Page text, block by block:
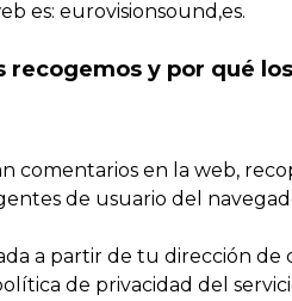
es: eurovisionsound,es.
recogemos y por qué
comentarios en la web,
de usuario del
a partir de tu dirección
de privacidad del